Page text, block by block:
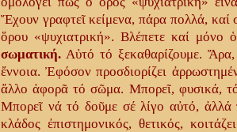
Ἔχουν γραφτεῖ κείμενα, πάρα πολλά, καί
ὅρου «ψυχιατρική». Βλέπετε καί μόνο
σωματική. Αὐτό τό ξεκαθαρίζουμε.
ἔννοια. Ἐφόσον προσδιορίζει
ἄλλο ἀφορᾶ τό σῶμα. Μπορεῖ, φυσικά,
Μπορεῖ νά τό δοῦμε σέ λίγο αὐτό, ἀλλά
κλάδος ἐπιστημονικός, θετικός,